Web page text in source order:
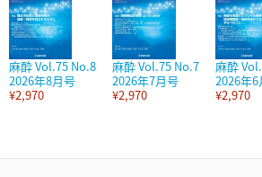
麻酔 Vol.75 No.8
2026年8月号
¥2,970
麻酔 Vol.75 No.7
2026年7月号
¥2,970
麻酔
2026年6
¥2,970